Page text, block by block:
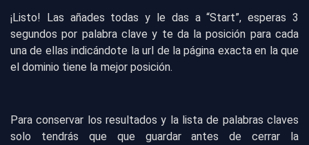
¡Listo! Las añades todas y le das a “Start”, esperas 3
segundos por palabra clave y te da la posición para cada
una de ellas indicándote la url de la página exacta en la que
el dominio tiene la mejor posición.
Para conservar los resultados y la lista de palabras claves
solo tendrás que que guardar antes de cerrar la